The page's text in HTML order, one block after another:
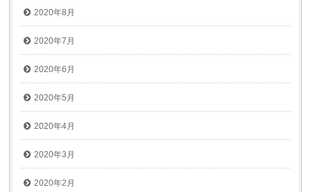
2020年8月
2020年7月
2020年6月
2020年5月
2020年4月
2020年3月
2020年2月